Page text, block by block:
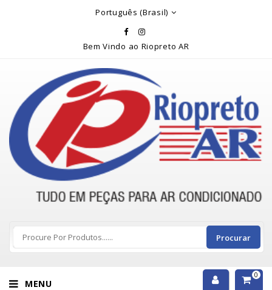
Português (Brasil)
Bem Vindo ao Riopreto AR
Procurar
MENU
0